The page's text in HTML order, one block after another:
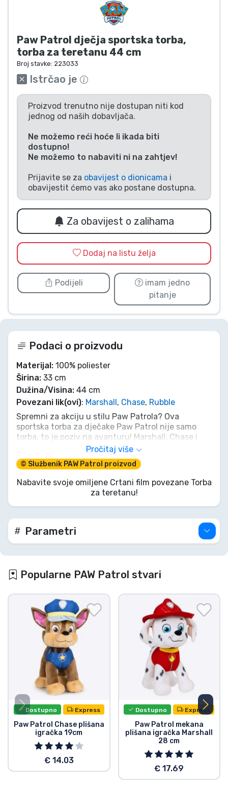
Paw Patrol dječja sportska torba,
torba za teretanu 44 cm
Broj stavke: 223033
Istrčao je
Proizvod trenutno nije dostupan niti kod
jednog od naših dobavljača.
Ne možemo reći hoće li ikada biti
dostupno!
Ne možemo to nabaviti ni na zahtjev!
Prijavite se za obavijest o dionicama i
obavijestit ćemo vas ako postane dostupna.
Za obavijest o zalihama
Dodaj na listu želja
Podijeli
imam jedno
pitanje
Podaci o proizvodu
Materijal: 100% poliester
Širina: 33 cm
Dužina/Visina: 44 cm
Povezani lik(ovi): Marshall, Chase, Rubble
Spremni za akciju u stilu Paw Patrola? Ova
sportska torba za dječake Paw Patrol nije samo
torba, to je poziv na avanturu! Marshall, Chase i
Rubble su ovdje da osiguraju da svako putovanje,
bilo da je u školu, na trening ili na igru, bude
ispunjeno herojskom zabavom. S njima pored sebe,
svaki dan je riješena hitna situacija, a svaka stvar
je sigurno spremljena. Ne nosite samo svoju
opremu, nosite duh Adventure Baya!
Pročitaj više
© Službenik PAW Patrol proizvod
Nabavite svoje omiljene Crtani film povezane Torba
za teretanu!
Parametri
Popularne PAW Patrol stvari
Dostupno Express
Paw Patrol Chase plišana
igračka 19cm
€ 14.03
Dostupno Express
Paw Patrol mekana
plišana igračka Marshall
28 cm
€ 17.69
Sportski proizvodi
Glazbeni proizvodi
Vrste proizvoda
Marke